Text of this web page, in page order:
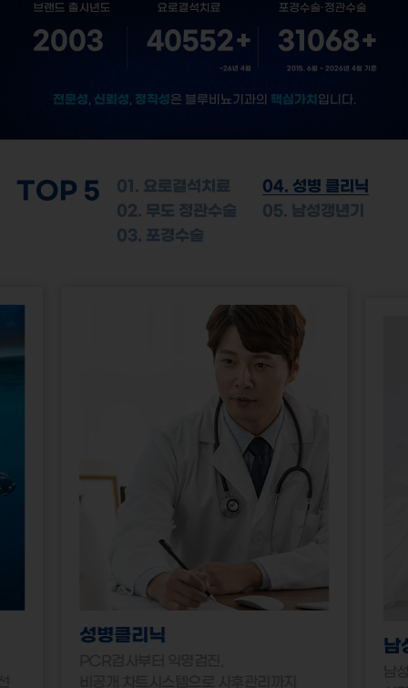
2003 40552+
~26년 4월
31068+
2015. 6월 ~ 2026년 4월 기준
전문성, 신뢰성 , 정직성은 블루비뇨기과의 핵심가치 입니다.
TOP 5
01. 요로결석치료
02. 무도 정관수술
03. 포경수술
04. 성병 클리닉
05. 남성갱년기
성병클리닉
남